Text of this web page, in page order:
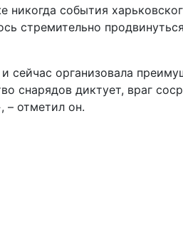
никогда события
стремительно
сейчас организовала
снарядов диктует, враг
– отметил он.